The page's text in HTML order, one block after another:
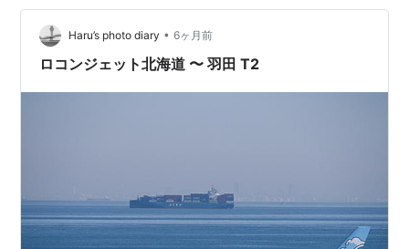
Haru’s photo diary • 6ヶ月前
ロコンジェット北海道 〜 羽田 T2